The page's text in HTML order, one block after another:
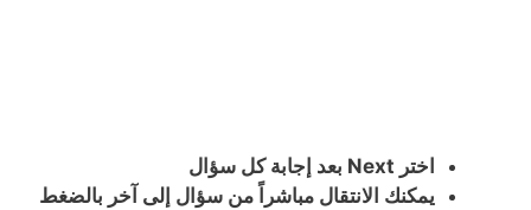
اختر Next بعد إجابة كل سؤال
يمكنك الانتقال مباشراً من سؤال إلى آخر بالضغط